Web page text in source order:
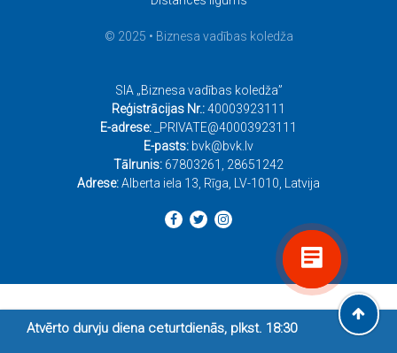
© 2025 • Biznesa vadības koledža
SIA „Biznesa vadības koledža”
Reģistrācijas Nr.:40003923111
E-adrese: _PRIVATE@40003923111
E-pasts: bvk@bvk.lv
Tālrunis: 67803261
28651242
Adrese:Alberta iela 13, Rīga, LV-1010, Latvija
Atvērto durvju diena ceturtdienās, plkst. 18:30